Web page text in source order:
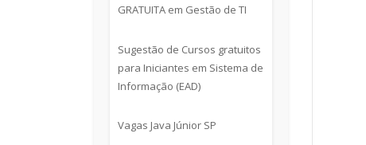
GRATUITA em Gestão de TI
Sugestão de Cursos gratuitos
para Iniciantes em Sistema de
Informação (EAD)
Vagas Java Júnior SP